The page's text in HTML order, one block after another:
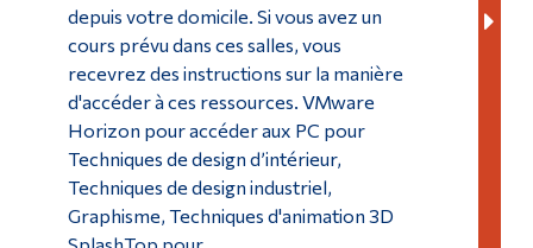
depuis votre domicile. Si vous avez un
cours prévu dans ces salles, vous
recevrez des instructions sur la manière
d'accéder à ces ressources. VMware
Horizon pour accéder aux PC pour
Techniques de design d’intérieur,
Techniques de design industriel,
Graphisme, Techniques d'animation 3D
SplashTop pour...